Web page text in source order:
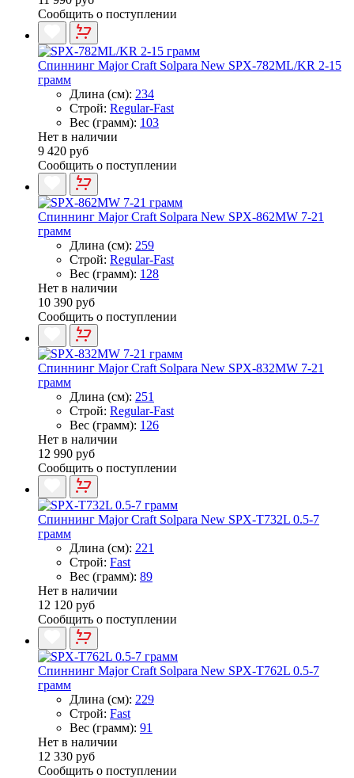
Сообщить о поступлении
Спиннинг Major Craft Solpara New SPX-782ML/KR 2-15
грамм
Длина (см): 234
Строй: Regular-Fast
Вес (грамм): 103
Нет в наличии
9 420 руб
Сообщить о поступлении
Спиннинг Major Craft Solpara New SPX-862MW 7-21
грамм
Длина (см): 259
Строй: Regular-Fast
Вес (грамм): 128
Нет в наличии
10 390 руб
Сообщить о поступлении
Спиннинг Major Craft Solpara New SPX-832MW 7-21
грамм
Длина (см): 251
Строй: Regular-Fast
Вес (грамм): 126
Нет в наличии
12 990 руб
Сообщить о поступлении
Спиннинг Major Craft Solpara New SPX-T732L 0.5-7
грамм
Длина (см): 221
Строй: Fast
Вес (грамм): 89
Нет в наличии
12 120 руб
Сообщить о поступлении
Спиннинг Major Craft Solpara New SPX-T762L 0.5-7
грамм
Длина (см): 229
Строй: Fast
Вес (грамм): 91
Нет в наличии
12 330 руб
Сообщить о поступлении